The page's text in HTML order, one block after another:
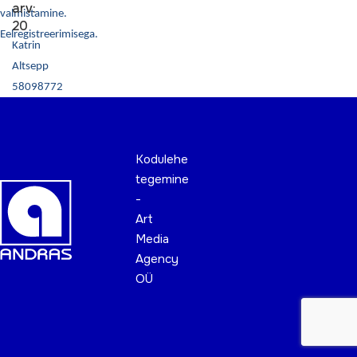
valmistamine.
Eelregistreerimisega.
arv:
20
Katrin
Altsepp
58098772
Kodulehe
tegemine
-
Art
Media
Agency
OÜ